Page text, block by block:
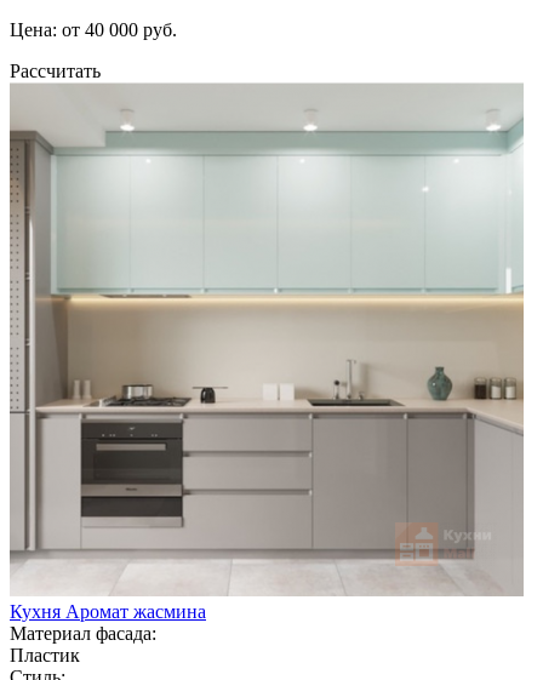
Цена: от 40 000 руб.
Рассчитать
Кухня Аромат жасмина
Материал фасада:
Пластик